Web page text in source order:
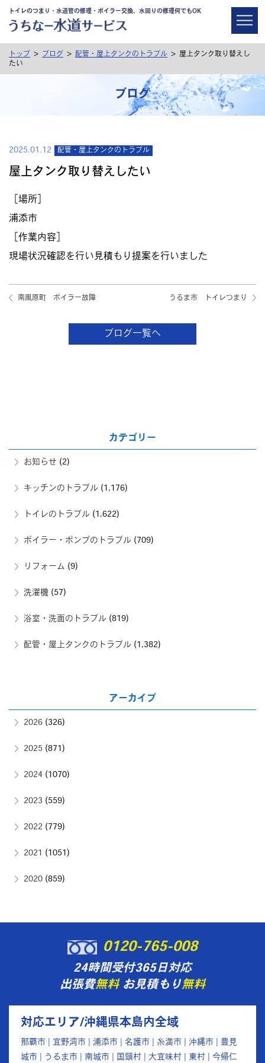
トイレのつまり・水道管の修理・ボイラー交換、水回りの修理何でもOK
トップ > ブログ > 配管・屋上タンクのトラブル > 屋上タンク取り替えし
たい
ブログ
2025.01.12 配管・屋上タンクのトラブル
屋上タンク取り替えしたい
［場所］
浦添市
［作業内容］
現場状況確認を行い見積もり提案を行いました
南風原町 ボイラー故障 うるま市 トイレつまり
ブログ一覧へ
カテゴリー
お知らせ (2)
キッチンのトラブル (1,176)
トイレのトラブル (1,622)
ボイラー・ポンプのトラブル (709)
リフォーム (9)
洗濯機 (57)
浴室・洗面のトラブル (819)
配管・屋上タンクのトラブル (1,382)
アーカイブ
2026 (326)
2025 (871)
2024 (1070)
2023 (559)
2022 (779)
2021 (1051)
2020 (859)
0120-765-008
24時間受付365日対応
出張費無料お見積もり無料
対応エリア/沖縄県本島内全域
那覇市 | 宜野湾市 | 浦添市 | 名護市 | 糸満市 | 沖縄市 | 豊見
城市 | うるま市 | 南城市 | 国頭村 | 大宜味村 | 東村 | 今帰仁